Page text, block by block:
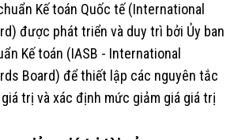
Kế toán Quốc tế (International
được phát triển và duy trì bởi Ủy ban
Kế toán (IASB - International
Board) để thiết lập các nguyên tắc
trị và xác định mức giảm giá giá trị